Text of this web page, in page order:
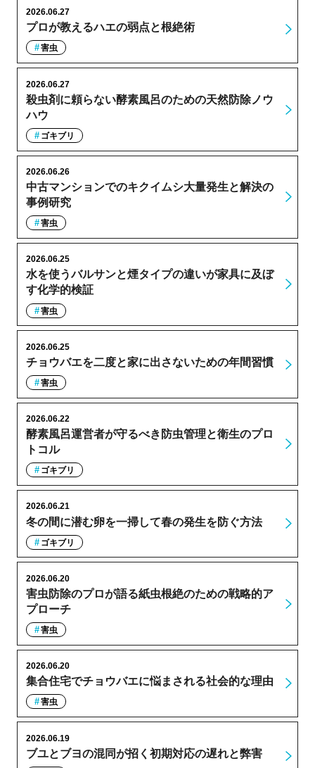
プロが教えるハエの弱点と根絶術
2026.06.27
害虫
殺虫剤に頼らない酵素風呂のための天然防除ノウ
ハウ
2026.06.27
ゴキブリ
中古マンションでのキクイムシ大量発生と解決の
事例研究
2026.06.26
害虫
水を使うバルサンと煙タイプの違いが家具に及ぼ
す化学的検証
2026.06.25
害虫
チョウバエを二度と家に出さないための年間習慣
2026.06.25
害虫
酵素風呂運営者が守るべき防虫管理と衛生のプロ
トコル
2026.06.22
ゴキブリ
冬の間に潜む卵を一掃して春の発生を防ぐ方法
2026.06.21
ゴキブリ
害虫防除のプロが語る紙虫根絶のための戦略的ア
プローチ
2026.06.20
害虫
集合住宅でチョウバエに悩まされる社会的な理由
2026.06.20
害虫
ブユとブヨの混同が招く初期対応の遅れと弊害
2026.06.19